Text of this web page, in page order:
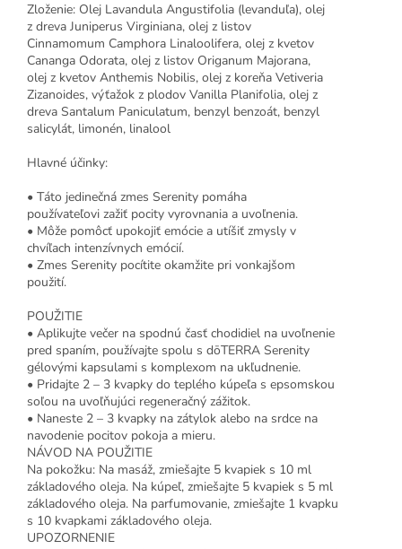
Zloženie: Olej Lavandula Angustifolia (levanduľa), olej
z dreva Juniperus Virginiana, olej z listov
Cinnamomum Camphora Linaloolifera, olej z kvetov
Cananga Odorata, olej z listov Origanum Majorana,
olej z kvetov Anthemis Nobilis, olej z koreňa Vetiveria
Zizanoides, výťažok z plodov Vanilla Planifolia, olej z
dreva Santalum Paniculatum, benzyl benzoát, benzyl
salicylát, limonén, linalool
Hlavné účinky:
• Táto jedinečná zmes Serenity pomáha
používateľovi zažiť pocity vyrovnania a uvoľnenia.
• Môže pomôcť upokojiť emócie a utíšiť zmysly v
chvíľach intenzívnych emócií.
• Zmes Serenity pocítite okamžite pri vonkajšom
použití.
POUŽITIE
• Aplikujte večer na spodnú časť chodidiel na uvoľnenie
pred spaním, používajte spolu s dōTERRA Serenity
gélovými kapsulami s komplexom na ukľudnenie.
• Pridajte 2 – 3 kvapky do teplého kúpeľa s epsomskou
soľou na uvoľňujúci regeneračný zážitok.
• Naneste 2 – 3 kvapky na zátylok alebo na srdce na
navodenie pocitov pokoja a mieru.
NÁVOD NA POUŽITIE
Na pokožku: Na masáž, zmiešajte 5 kvapiek s 10 ml
základového oleja. Na kúpeľ, zmiešajte 5 kvapiek s 5 ml
základového oleja. Na parfumovanie, zmiešajte 1 kvapku
s 10 kvapkami základového oleja.
UPOZORNENIE